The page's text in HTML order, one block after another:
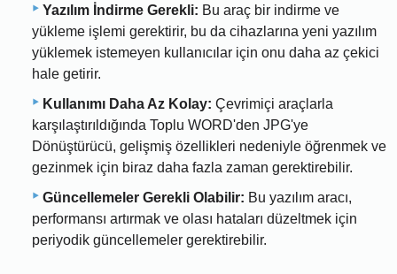
Yazılım İndirme Gerekli: Bu araç bir indirme ve
yükleme işlemi gerektirir, bu da cihazlarına yeni yazılım
yüklemek istemeyen kullanıcılar için onu daha az çekici
hale getirir.
Kullanımı Daha Az Kolay: Çevrimiçi araçlarla
karşılaştırıldığında Toplu WORD'den JPG'ye
Dönüştürücü, gelişmiş özellikleri nedeniyle öğrenmek ve
gezinmek için biraz daha fazla zaman gerektirebilir.
Güncellemeler Gerekli Olabilir: Bu yazılım aracı,
performansı artırmak ve olası hataları düzeltmek için
periyodik güncellemeler gerektirebilir.